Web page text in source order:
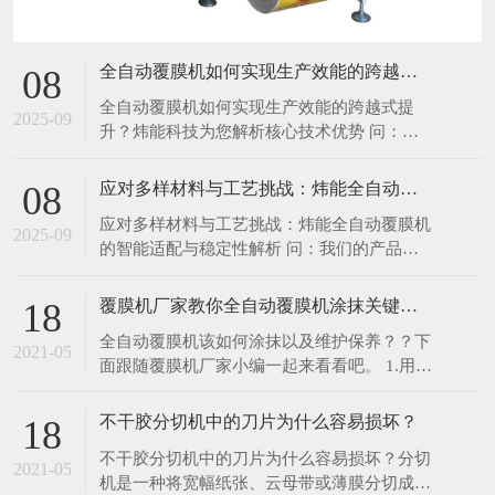
段来实现其宣称的高效能和高品质？它如何量
的智能适配与稳定性解析 问：我们的产品类
以及越来越多的数码喷印稿和特种艺术纸。炜
能的全自动覆膜机如何智能地适配这些不同材
料？又如何确保在长时间高强度生产下的稳定
性与低故障率？ 答： 您提出的正是高端全自
18
2021-05
全自动覆膜机该如何涂抹以及维护保养？？下
面跟随覆膜机厂家小编一起来看看吧。 1.用即
(或印品表面)的使用寿命，特别是对学生课本
类有一定好处，所以用量越来越大。 2.即涂膜
生产利大。覆膜中即涂膜制作的成本低、易上
马、有钱赚，企业可以得利。 3.印痕不易被破
18
2021-05
不干胶分切机中的刀片为什么容易损坏？
不干胶分切机中的刀片为什么容易损坏？分切
机是一种将宽幅纸张、云母带或薄膜分切成多
线电缆云母带及印刷包装机械。 主要的运用
于：无纺布，云母带、纸张、绝缘材料及薄膜
材料分切，适宜于窄带的分切。 设备的刀片
的使用频率很高，对于刀片的损坏程度也是很
在线留言